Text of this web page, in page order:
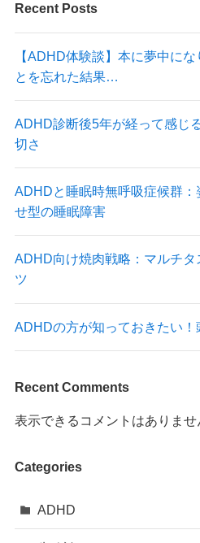
Recent Posts
【ADHD体験談】本に夢中に
とを忘れた結果…
ADHD診断後5年が経って感じ
切さ
ADHDと睡眠時無呼吸症候群
せ型の睡眠障害
ADHD向け焼肉戦略：マルチタ
ツ
ADHDの方が知っておきたい
Recent Comments
表示できるコメントはありませ
Categories
ADHD